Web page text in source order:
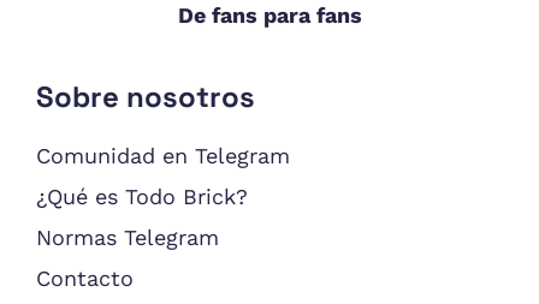
De fans para fans
Sobre nosotros
Comunidad en Telegram
¿Qué es Todo Brick?
Normas Telegram
Contacto